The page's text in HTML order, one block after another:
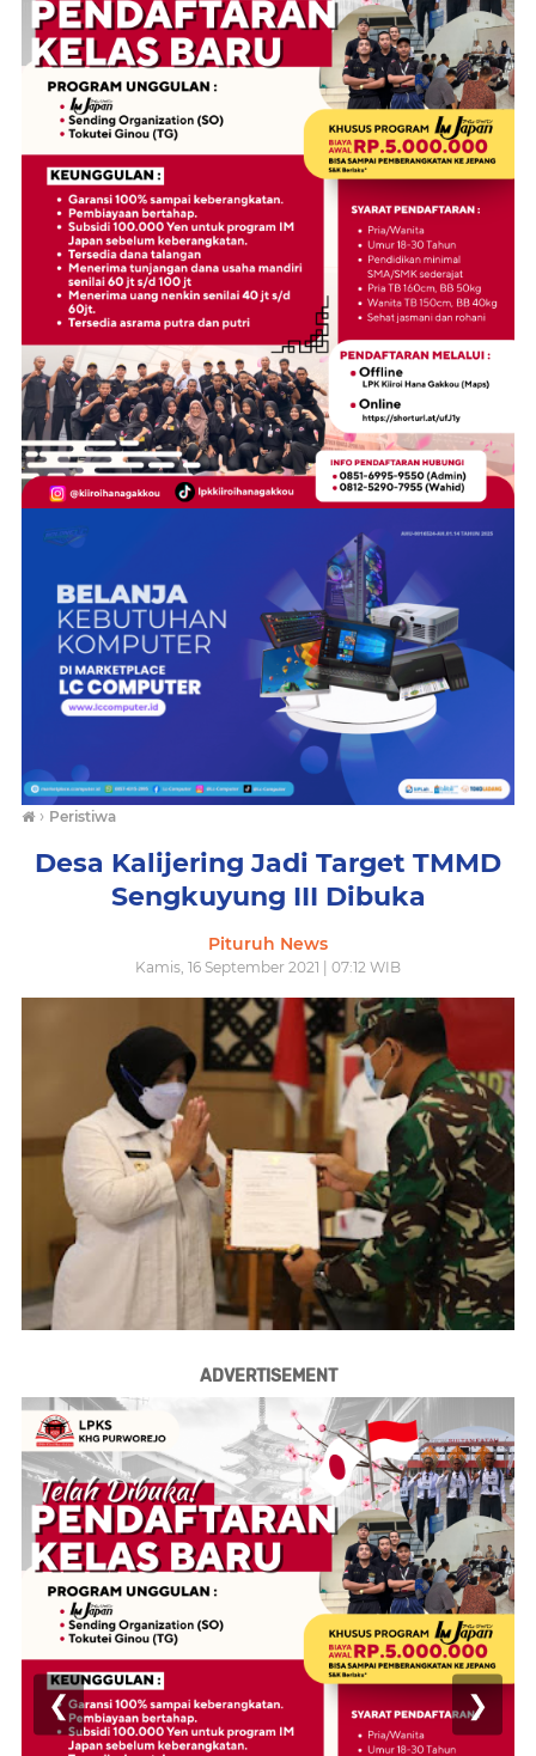
› Peristiwa
Desa Kalijering Jadi Target TMMD
Sengkuyung III Dibuka
Pituruh News
Kamis, 16 September 2021 | 07:12 WIB
ADVERTISEMENT
❮ ❯